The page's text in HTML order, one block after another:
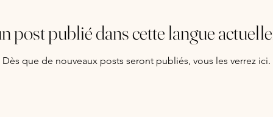
post publié dans cette langue
Dès que de nouveaux posts seront publiés, vous les verrez ici.